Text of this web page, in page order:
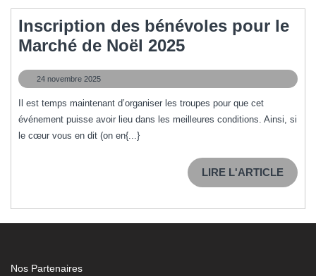
Inscription des bénévoles pour le
Marché de Noël 2025Inscription
bénévoles
pour
le
de
Noël
24 novembre 2025
novembre
2025
Il est temps maintenant d’organiser les troupes pour que cet
événement puisse avoir lieu dans les meilleures conditions. Ainsi, si
le cœur vous en dit (on en{...}
LIRE L'ARTICLE LIRE
Nos Partenaires